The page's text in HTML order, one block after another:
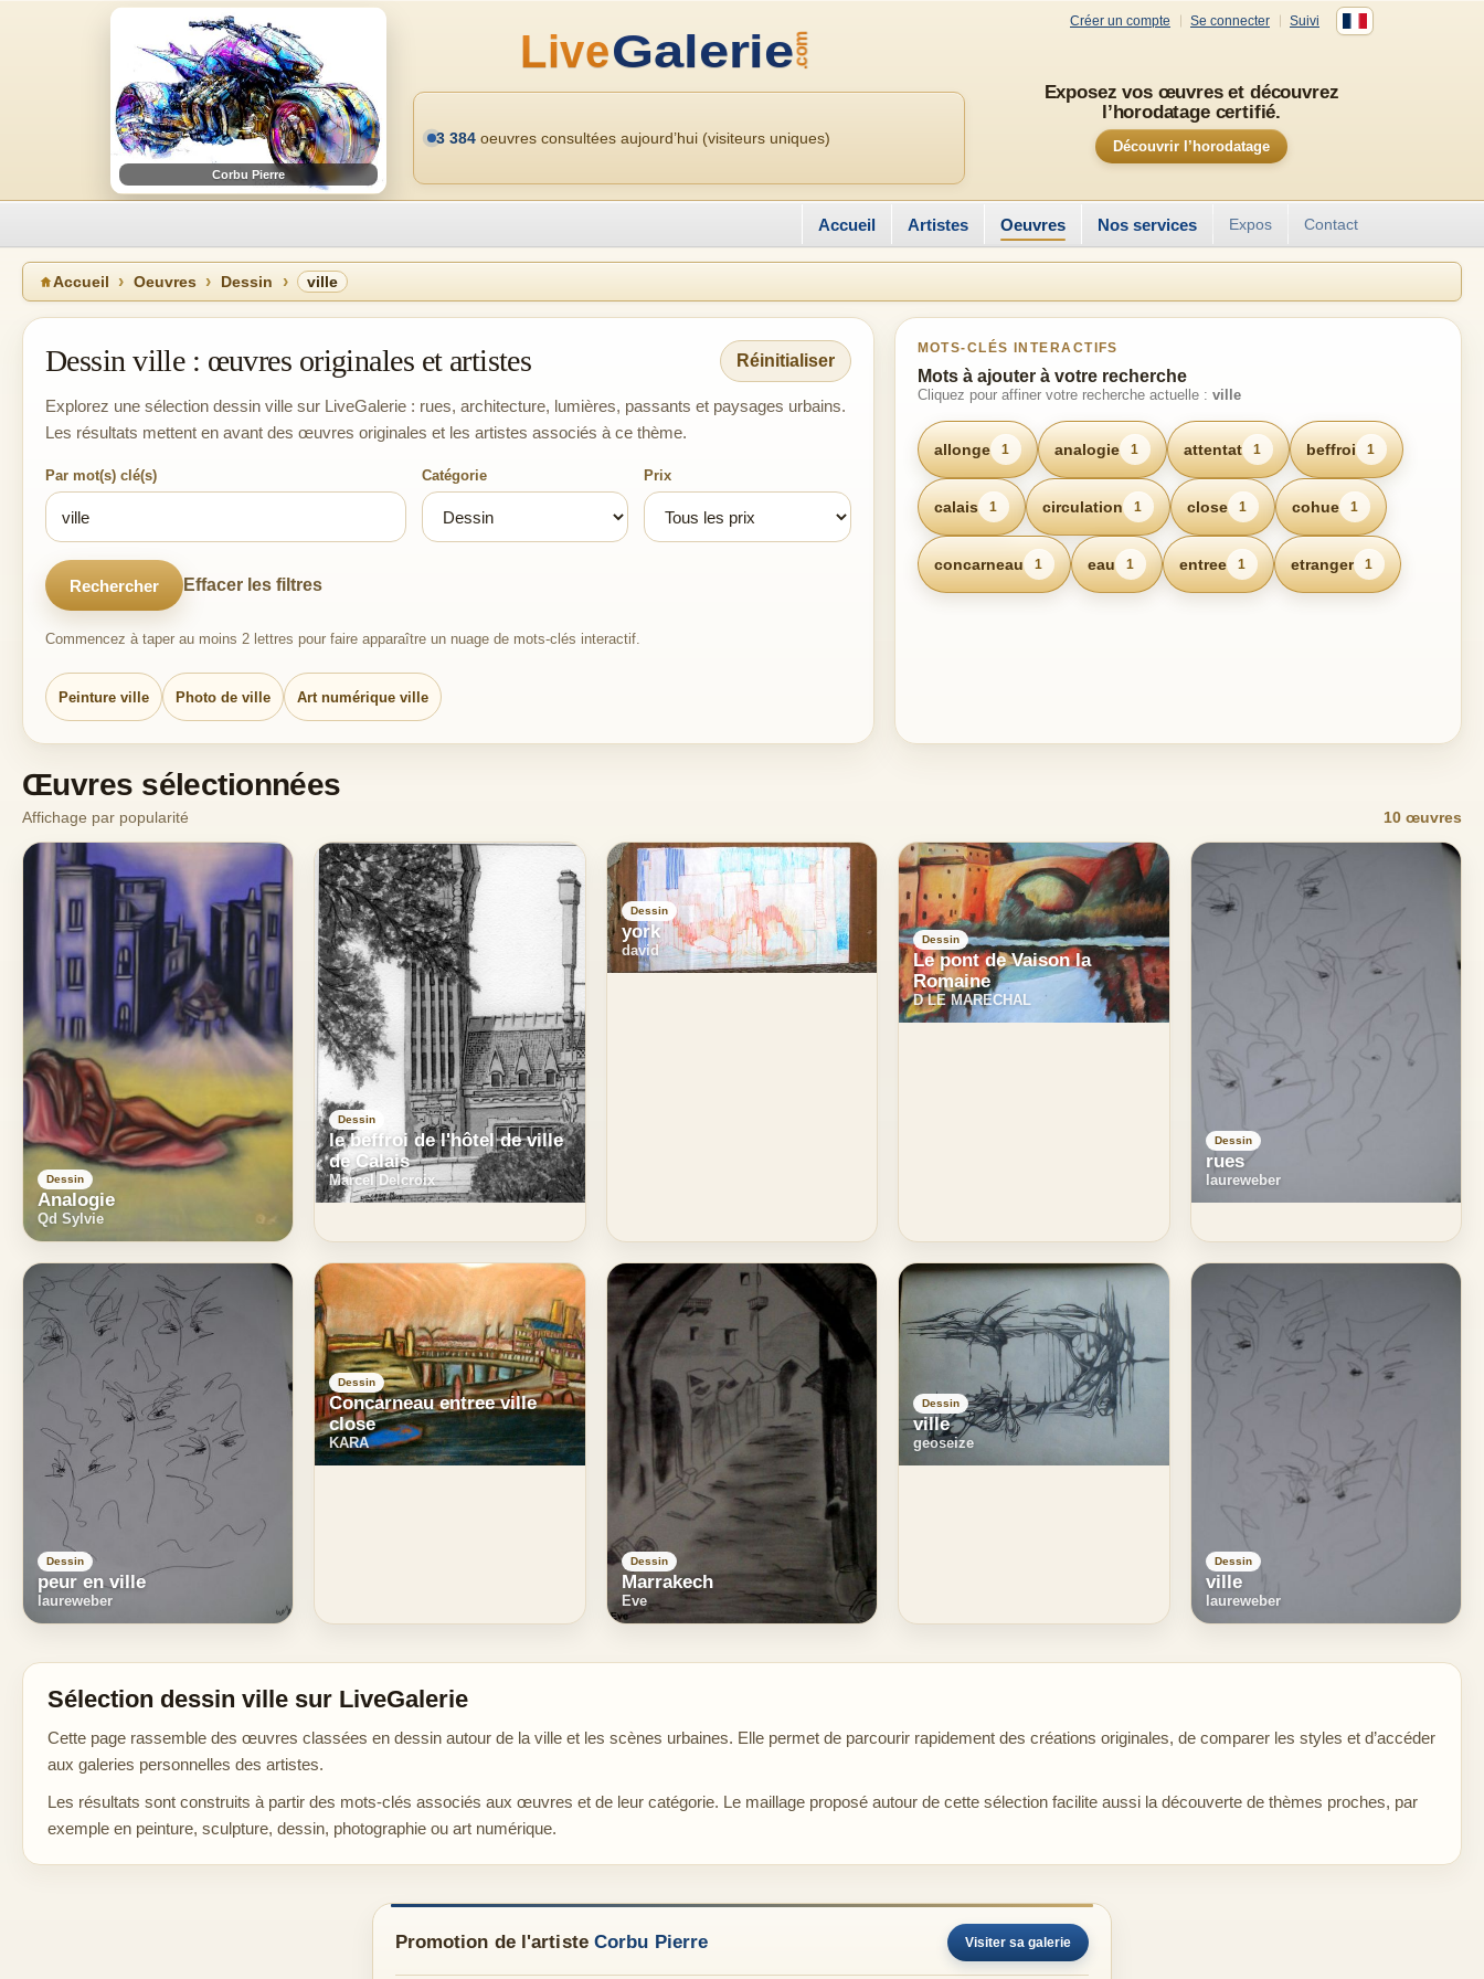
Corbu Pierre
Créer un compte Se connecter Suivi
Exposez vos œuvres et découvrez
l’horodatage certifié.
Découvrir l’horodatage
3 384 oeuvres consultées aujourd’hui (visiteurs uniques)
Accueil Artistes Oeuvres Nos services Expos Contact
Accueil Oeuvres Dessin ville
Dessin ville : œuvres originales et artistes Réinitialiser
Explorez une sélection dessin ville sur LiveGalerie : rues, architecture, lumières, passants et paysages urbains.
Les résultats mettent en avant des œuvres originales et les artistes associés à ce thème.
Par mot(s) clé(s) Catégorie Prix
Rechercher Effacer les filtres
Commencez à taper au moins 2 lettres pour faire apparaître un nuage de mots-clés interactif.
Peinture ville Photo de ville Art numérique ville
MOTS-CLÉS INTERACTIFS
Mots à ajouter à votre recherche
Cliquez pour affiner votre recherche actuelle : ville
allonge 1 analogie 1 attentat 1 beffroi 1
calais 1 circulation 1 close 1 cohue 1
concarneau 1 eau 1 entree 1 etranger 1
Œuvres sélectionnées
Affichage par popularité 10 œuvres
Dessin
Analogie
Qd Sylvie
Dessin
le beffroi de l'hôtel de ville
de Calais
Marcel Delcroix
Dessin
york
david
Dessin
Le pont de Vaison la
Romaine
D LE MARECHAL
Dessin
rues
laureweber
Dessin
peur en ville
laureweber
Dessin
Concarneau entree ville
close
KARA
Dessin
Marrakech
Eve
Dessin
ville
geoseize
Dessin
ville
laureweber
Sélection dessin ville sur LiveGalerie
Cette page rassemble des œuvres classées en dessin autour de la ville et les scènes urbaines. Elle permet de parcourir rapidement des créations originales, de comparer les styles et d’accéder
aux galeries personnelles des artistes.
Les résultats sont construits à partir des mots-clés associés aux œuvres et de leur catégorie. Le maillage proposé autour de cette sélection facilite aussi la découverte de thèmes proches, par
exemple en peinture, sculpture, dessin, photographie ou art numérique.
Promotion de l'artiste Corbu Pierre Visiter sa galerie